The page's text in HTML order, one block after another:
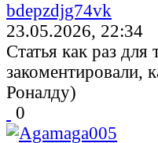
bdepzdjg74vk
23.05.2026, 22:34
Статья как раз для
закоментировали,
Роналду)
0